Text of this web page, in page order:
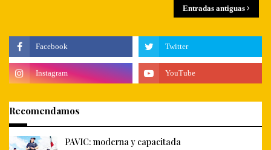
Entradas antiguas
Recomendamos
PAVIC: moderna y capacitada